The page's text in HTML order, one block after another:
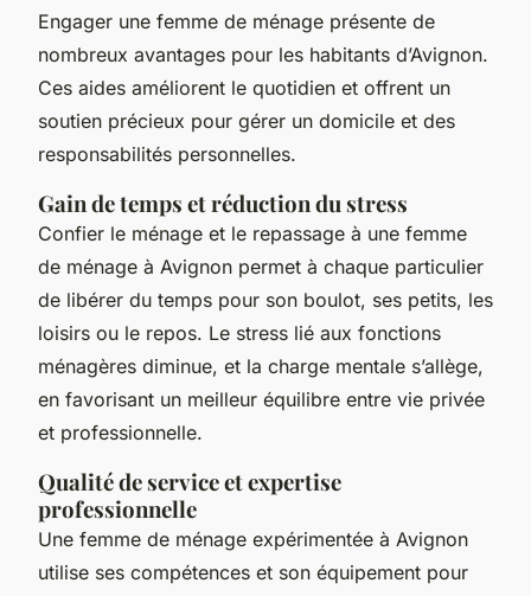
Engager une femme de ménage présente de
nombreux avantages pour les habitants d’Avignon.
Ces aides améliorent le quotidien et offrent un
soutien précieux pour gérer un domicile et des
responsabilités personnelles.
Gain de temps et réduction du stress
Confier le ménage et le repassage à une femme
de ménage à Avignon permet à chaque particulier
de libérer du temps pour son boulot, ses petits, les
loisirs ou le repos. Le stress lié aux fonctions
ménagères diminue, et la charge mentale s’allège,
en favorisant un meilleur équilibre entre vie privée
et professionnelle.
Qualité de service et expertise
professionnelle
Une femme de ménage expérimentée à Avignon
utilise ses compétences et son équipement pour